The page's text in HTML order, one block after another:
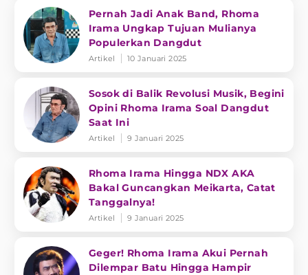
Pernah Jadi Anak Band, Rhoma
Irama Ungkap Tujuan Mulianya
Populerkan Dangdut
Artikel 10 Januari 2025
Sosok di Balik Revolusi Musik, Begini
Opini Rhoma Irama Soal Dangdut
Saat Ini
Artikel 9 Januari 2025
Rhoma Irama Hingga NDX AKA
Bakal Guncangkan Meikarta, Catat
Tanggalnya!
Artikel 9 Januari 2025
Geger! Rhoma Irama Akui Pernah
Dilempar Batu Hingga Hampir